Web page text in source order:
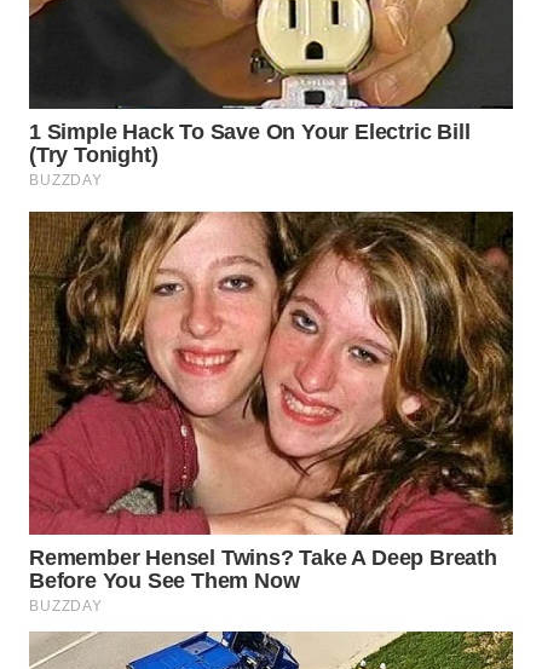
PERSONA
WAHANA
HEALTH
WAHANA
DESA
WISATA
LAPAK
WAHANA
Wahana
Network
KONSUMEN
LISTRIK
MASYARAKAT
KELISTRIKAN